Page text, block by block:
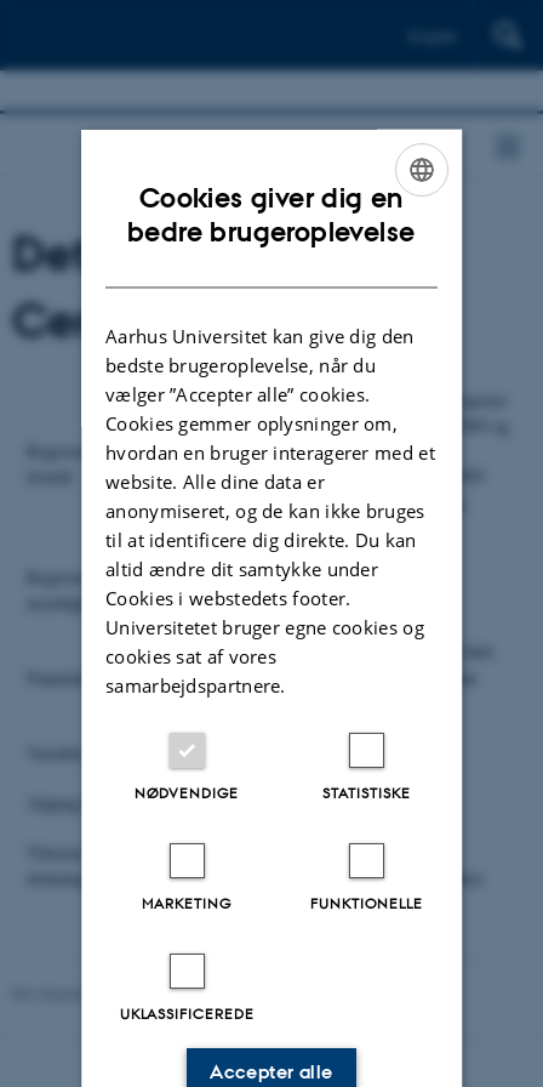
Det Psykiatriske
Centralregister
Det landsdækkende Psykiatriske Centralregister
blev etableret som elektronisk register i 1969 og
indeholder data om alle psykiatriske
indlæggelser fra 1969 og frem. Fra 1/1-1995
ydermere data om ambulante kontakter og
skadestuebesøg.
Registeransvarlig
Sundhedsdatastyrelsen
Alle psykiatriske indlæggelser siden 1.4.1969.
Fra den 1.1.1995 oplysninger for ambulante
kontakter.
Henvendelse til Sundhedsdatastyrelsen
1995- : indlæggelser og ambulante kontakter
ENGLISH
Cookies giver dig en
bedre brugeroplevelse
Aarhus Universitet kan give dig den
bedste brugeroplevelse, når du
vælger ”Accepter alle” cookies.
Cookies gemmer oplysninger om,
hvordan en bruger interagerer med et
website. Alle dine data er
anonymiseret, og de kan ikke bruges
til at identificere dig direkte. Du kan
altid ændre dit samtykke under
Cookies i webstedets footer.
Universitetet bruger egne cookies og
cookies sat af vores
samarbejdspartnere.
NØDVENDIGE STATISTISKE
MARKETING FUNKTIONELLE
UKLASSIFICEREDE
Accepter alle